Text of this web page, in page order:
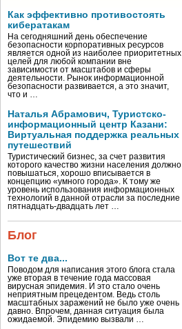
Как эффективно противостоять
кибератакам
На сегодняшний день обеспечение
безопасности корпоративных ресурсов
является одной из наиболее приоритетных
целей для любой компании вне
зависимости от масштабов и сферы
деятельности. Рынок информационной
безопасности развивается, а это значит,
что и …
Наталья Абрамович, Туристско-
информационный центр Казани:
Виртуальная поддержка реальных
путешествий
Туристический бизнес, за счет развития
которого качество жизни населения должно
повышаться, хорошо вписывается в
концепцию «умного города». К тому же
уровень использования информационных
технологий в данной отрасли за последние
пятнадцать-двадцать лет …
Блог
Вот те два...
Поводом для написания этого блога стала
уже вторая в течение года массовая
вирусная эпидемия. И это стало очень
неприятным прецедентом. Ведь столь
масштабных заражений не было уже очень
давно. Впрочем, данная ситуация была
ожидаемой. Эпидемию вызвали …